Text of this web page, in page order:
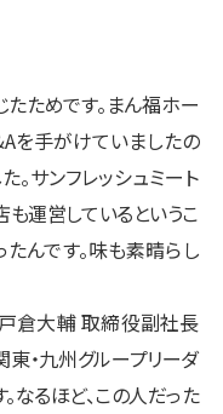
ためです。まん福ホー
を手がけていましたの
サンフレッシュミート
運営しているというこ
んです。味も素晴らし
戸倉大輔 取締役副社長
・九州グループリーダ
なるほど、この人だった